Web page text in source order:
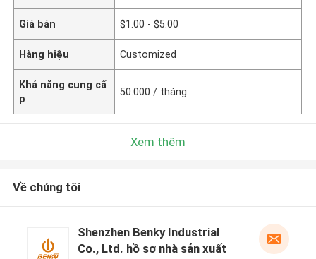
Giá bán $1.00 - $5.00
Hàng hiệu Customized
Khả năng cung cấ
p
50.000 / tháng
Xem thêm
Về chúng tôi
Shenzhen Benky Industrial
Co., Ltd. hồ sơ nhà sản xuất